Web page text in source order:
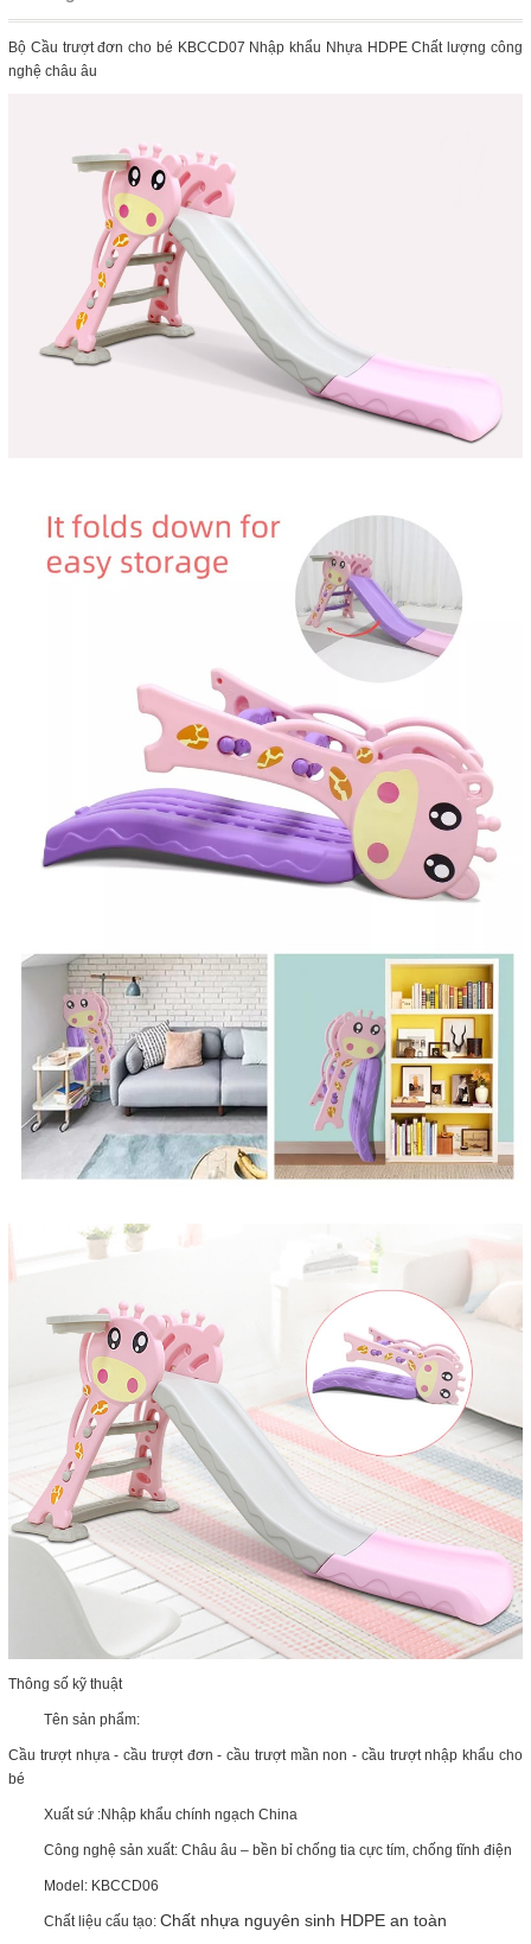
Bộ Cầu trượt đơn cho bé KBCCD07 Nhập khẩu Nhựa HDPE Chất lượng công
nghệ châu âu
Thông số kỹ thuật
Tên sản phẩm:
Cầu trượt nhựa - cầu trượt đơn - cầu trượt mần non - cầu trượt nhập khẩu cho
bé
Xuất sứ :Nhập khẩu chính ngạch China
Công nghệ sản xuất: Châu âu – bền bỉ chống tia cực tím, chống tĩnh điện
Model: KBCCD06
Chất liệu cấu tạo: Chất nhựa nguyên sinh HDPE an toàn